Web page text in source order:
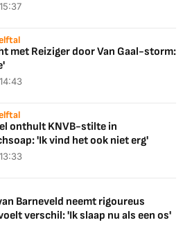
met Reiziger door Van Gaal-storm:
onthult KNVB-stilte in
'Ik vind het ook niet erg'
Barneveld neemt rigoureus
verschil: 'Ik slaap nu als een os'